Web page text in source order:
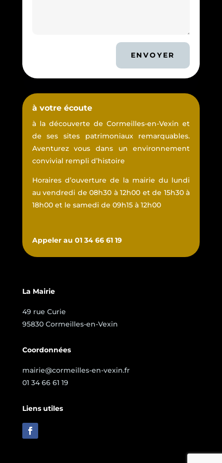
ENVOYER
à votre écoute
à la découverte de Cormeilles-en-Vexin et
de ses sites patrimoniaux remarquables.
Aventurez vous dans un environnement
convivial rempli d’histoire
Horaires d’ouverture de la mairie du lundi
au vendredi de 08h30 à 12h00 et de 15h30 à
18h00 et le samedi de 09h15 à 12h00
Appeler au 01 34 66 61 19
La Mairie
49 rue Curie
95830 Cormeilles-en-Vexin
Coordonnées
mairie@cormeilles-en-vexin.fr
01 34 66 61 19
Liens utiles